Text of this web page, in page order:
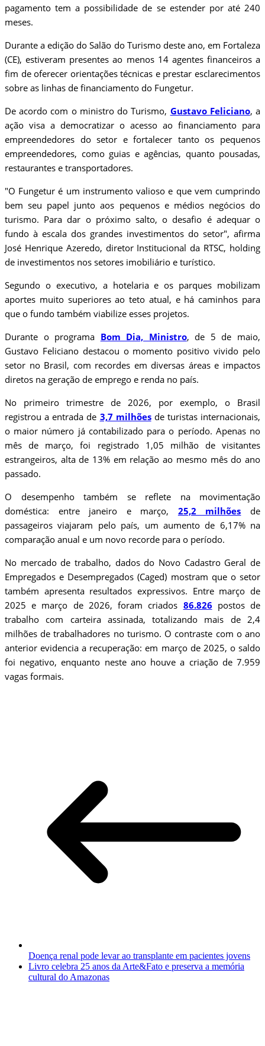
pagamento tem a possibilidade de se estender por até 240
meses.
Durante a edição do Salão do Turismo deste ano, em Fortaleza
(CE), estiveram presentes ao menos 14 agentes financeiros a
fim de oferecer orientações técnicas e prestar esclarecimentos
sobre as linhas de financiamento do Fungetur.
De acordo com o ministro do Turismo, Gustavo Feliciano, a
ação visa a democratizar o acesso ao financiamento para
empreendedores do setor e fortalecer tanto os pequenos
empreendedores, como guias e agências, quanto pousadas,
restaurantes e transportadores.
"O Fungetur é um instrumento valioso e que vem cumprindo
bem seu papel junto aos pequenos e médios negócios do
turismo. Para dar o próximo salto, o desafio é adequar o
fundo à escala dos grandes investimentos do setor", afirma
José Henrique Azeredo, diretor Institucional da RTSC, holding
de investimentos nos setores imobiliário e turístico.
Segundo o executivo, a hotelaria e os parques mobilizam
aportes muito superiores ao teto atual, e há caminhos para
que o fundo também viabilize esses projetos.
Durante o programa Bom Dia, Ministro, de 5 de maio,
Gustavo Feliciano destacou o momento positivo vivido pelo
setor no Brasil, com recordes em diversas áreas e impactos
diretos na geração de emprego e renda no país.
No primeiro trimestre de 2026, por exemplo, o Brasil
registrou a entrada de 3,7 milhõesde turistas internacionais,
o maior número já contabilizado para o período. Apenas no
mês de março, foi registrado 1,05 milhão de visitantes
estrangeiros, alta de 13% em relação ao mesmo mês do ano
passado.
O desempenho também se reflete na movimentação
doméstica: entre janeiro e março, 25,2 milhões de
passageiros viajaram pelo país, um aumento de 6,17% na
comparação anual e um novo recorde para o período.
No mercado de trabalho, dados do Novo Cadastro Geral de
Empregados e Desempregados (Caged) mostram que o setor
também apresenta resultados expressivos. Entre março de
2025 e março de 2026, foram criados 86.826 postos de
trabalho com carteira assinada, totalizando mais de 2,4
milhões de trabalhadores no turismo. O contraste com o ano
anterior evidencia a recuperação: em março de 2025, o saldo
foi negativo, enquanto neste ano houve a criação de 7.959
vagas formais.
Doença renal pode levar ao transplante em pacientes jovens
Livro celebra 25 anos da Arte&Fato e preserva a memória
cultural do Amazonas